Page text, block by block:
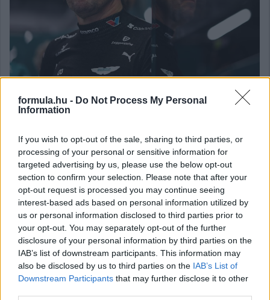
formula.hu - Do Not Process My Personal
Information
If you wish to opt-out of the sale, sharing to third parties, or
processing of your personal or sensitive information for
targeted advertising by us, please use the below opt-out
section to confirm your selection. Please note that after your
opt-out request is processed you may continue seeing
interest-based ads based on personal information utilized by
us or personal information disclosed to third parties prior to
your opt-out. You may separately opt-out of the further
disclosure of your personal information by third parties on the
IAB’s list of downstream participants. This information may
also be disclosed by us to third parties on the IAB’s List of
Downstream Participants that may further disclose it to other
Balogh Tamás
Lassuló fejlesztési ütemre számít a Red Bull
Mivel egy új F1-es szabályrendszer első idényéről van szó,
várható volt, hogy kiélezett lesz a fejlesztési háború a csapatok
között. A szezon első felében láthattunk is több nagy fejlesztési
csomagot az istállók többségénél, ezek pedig rendszerint
valóban előrelépést is jelentettek (talán a Haas és a Williams
jelentik a kivételt). A Red Bullnál is működött például a
Miamiban és a Spielbergben bevetett csomag, ám Laurent
Mekies csapatfőnök szerint az évad hátralévő részében már
lassulni fog a fejlesztési ütemük, részben azért, mert a